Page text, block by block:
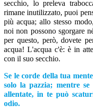
secchio, lo preleva
rimane inutilizzato, puoi
più acqua; allo stesso
noi non possono sgorgare
per questo, però, dovete
acqua! L'acqua c'è: è in
con il suo secchio.
Se le corde della tua
solo la pazzia; mentre
allentate, in te può
odio.